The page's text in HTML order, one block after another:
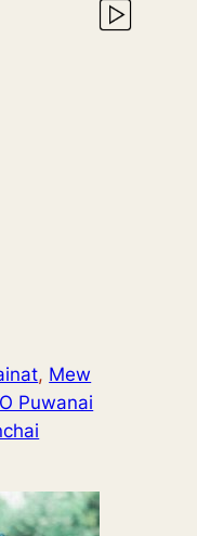
, Mew
O Puwanai